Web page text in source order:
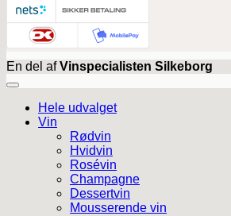
En del afVinspecialisten Silkeborg
Hele udvalget
Vin
Rødvin
Hvidvin
Rosévin
Champagne
Dessertvin
Mousserende vin